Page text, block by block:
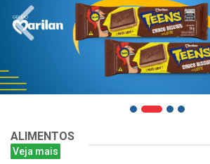
ALIMENTOS
Veja mais